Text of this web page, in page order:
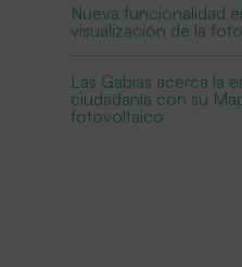
Nueva funcionalidad
visualización de la
Las Gabias acerca la
ciudadanía con su
fotovoltaico